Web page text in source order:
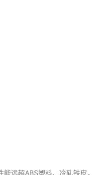
远超ABS塑料、冷轧铁皮，